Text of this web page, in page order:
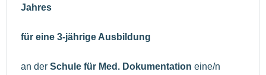
Jahres
für eine 3-jährige Ausbildung
an der Schule für Med. Dokumentation eine/n